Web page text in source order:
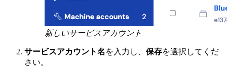
新しいサービスアカウント
サービスアカウント名 を入力し、 保存を選択してくだ
さい。